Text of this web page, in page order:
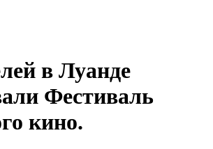
в Луанде
Фестиваль
кино.